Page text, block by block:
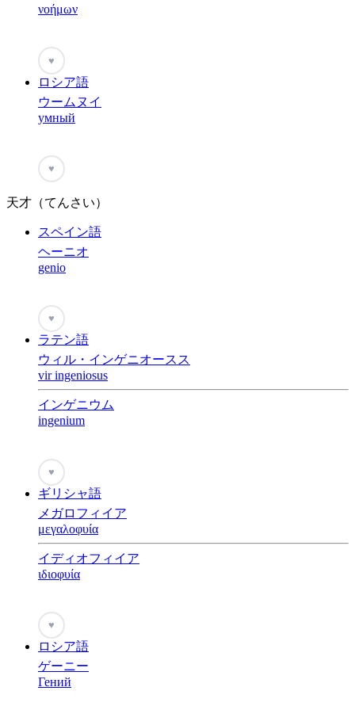
νοήμων
♥
ロシア語
ウームヌイ
умный
♥
天才（てんさい）
スペイン語
ヘーニオ
genio
♥
ラテン語
ウィル・インゲニオースス
vir ingeniosus
インゲニウム
ingenium
♥
ギリシャ語
メガロフィイア
μεγαλοφυία
イディオフィイア
ιδιοφυία
♥
ロシア語
ゲーニー
Гений